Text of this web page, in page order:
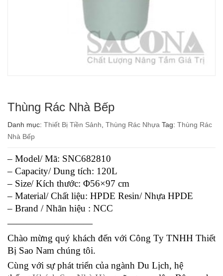
Thùng Rác Nhà Bếp
Danh mục: Thiết Bị Tiền Sảnh, Thùng Rác Nhựa Tag: Thùng Rác
Nhà Bếp
– Model/ Mã: SNC682810
– Capacity/ Dung tích: 120L
– Size/ Kích thước: Φ56×97 cm
– Material/ Chất liệu: HPDE Resin/ Nhựa HPDE
– Brand / Nhãn hiệu : NCC
—————————
Chào mừng quý khách đến với Công Ty TNHH Thiết
Bị Sao Nam chúng tôi.
Cùng với sự phát triển của ngành Du Lịch, hệ